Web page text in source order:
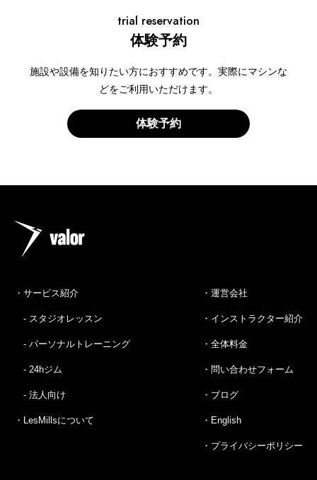
trial reservation
体験予約
施設や設備を知りたい方におすすめです。実際にマシンな
どをご利用いただけます。
体験予約
・サービス紹介
- スタジオレッスン
- パーソナルトレーニング
- 24hジム
- 法人向け
・LesMillsについて
・運営会社
・インストラクター紹介
・全体料金
・問い合わせフォーム
・ブログ
・English
・プライバシーポリシー